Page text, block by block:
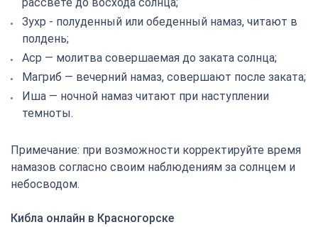
Зухр - полуденный или обеденный намаз, читают в
полдень;
Аср — молитва совершаемая до заката солнца;
Магриб — вечерний намаз, совершают после заката;
Иша — ночной намаз читают при наступлении
темноты.
Примечание: при возможности корректируйте время
намазов согласно своим наблюдениям за солнцем и
небосводом.
Кибла онлайн в Красногорске